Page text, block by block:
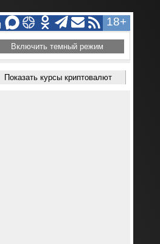
18+
Включить темный режим
Показать курсы криптовалют